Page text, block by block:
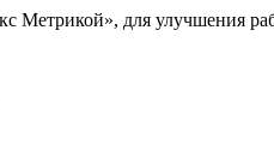
для улучшения